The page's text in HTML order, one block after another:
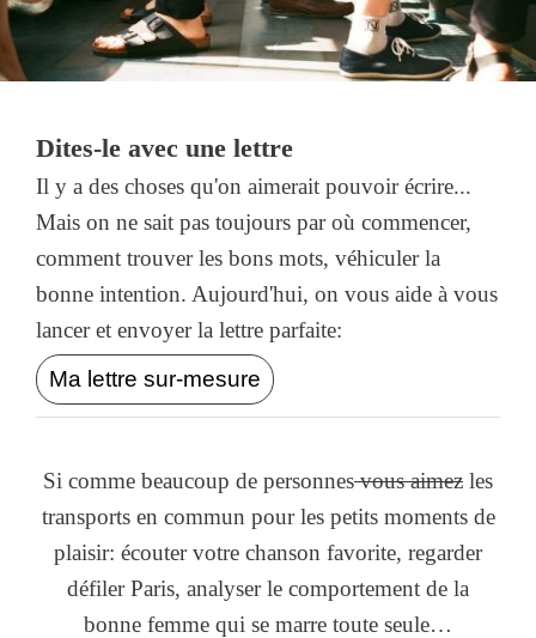
Dites-le avec une lettre
Il y a des choses qu'on aimerait pouvoir écrire...
Mais on ne sait pas toujours par où commencer,
comment trouver les bons mots, véhiculer la
bonne intention. Aujourd'hui, on vous aide à vous
lancer et envoyer la lettre parfaite:
Ma lettre sur-mesure
Si comme beaucoup de personnesvous aimez les
transports en commun pour les petits moments de
plaisir: écouter votre chanson favorite, regarder
défiler Paris, analyser le comportement de la
bonne femme qui se marre toute seule…